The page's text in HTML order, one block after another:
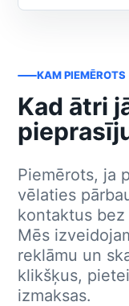
KAM PIEMĒROTS
Kad ātri
Piemērots, ja
vēlaties
kontaktus bez
Mēs
reklāmu un
klikšķus,
izmaksas.